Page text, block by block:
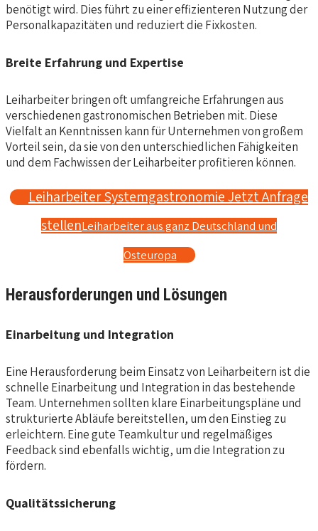
benötigt wird. Dies führt zu einer effizienteren Nutzung der
Personalkapazitäten und reduziert die Fixkosten.
Breite Erfahrung und Expertise
Leiharbeiter bringen oft umfangreiche Erfahrungen aus
verschiedenen gastronomischen Betrieben mit. Diese
Vielfalt an Kenntnissen kann für Unternehmen von großem
Vorteil sein, da sie von den unterschiedlichen Fähigkeiten
und dem Fachwissen der Leiharbeiter profitieren können.
Leiharbeiter Systemgastronomie Jetzt Anfrage
stellenLeiharbeiter aus ganz Deutschland und
Osteuropa
Herausforderungen und Lösungen
Einarbeitung und Integration
Eine Herausforderung beim Einsatz von Leiharbeitern ist die
schnelle Einarbeitung und Integration in das bestehende
Team. Unternehmen sollten klare Einarbeitungspläne und
strukturierte Abläufe bereitstellen, um den Einstieg zu
erleichtern. Eine gute Teamkultur und regelmäßiges
Feedback sind ebenfalls wichtig, um die Integration zu
fördern.
Qualitätssicherung